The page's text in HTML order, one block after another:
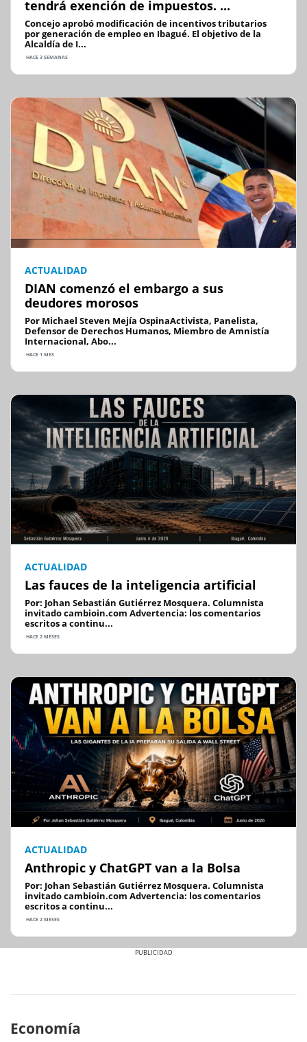
tendrá exención de impuestos. ...
Concejo aprobó modificación de incentivos tributarios
por generación de empleo en Ibagué. El objetivo de la
Alcaldía de I...
HACE 3 SEMANAS
ACTUALIDAD
DIAN comenzó el embargo a sus
deudores morosos
Por Michael Steven Mejía OspinaActivista, Panelista,
Defensor de Derechos Humanos, Miembro de Amnistía
Internacional, Abo...
HACE 1 MES
ACTUALIDAD
Las fauces de la inteligencia artificial
Por: Johan Sebastián Gutiérrez Mosquera. Columnista
invitado cambioin.com Advertencia: los comentarios
escritos a continu...
HACE 2 MESES
ACTUALIDAD
Anthropic y ChatGPT van a la Bolsa
Por: Johan Sebastián Gutiérrez Mosquera. Columnista
invitado cambioin.com Advertencia: los comentarios
escritos a continu...
HACE 2 MESES
Economía